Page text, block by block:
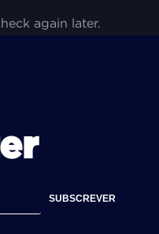
again later.